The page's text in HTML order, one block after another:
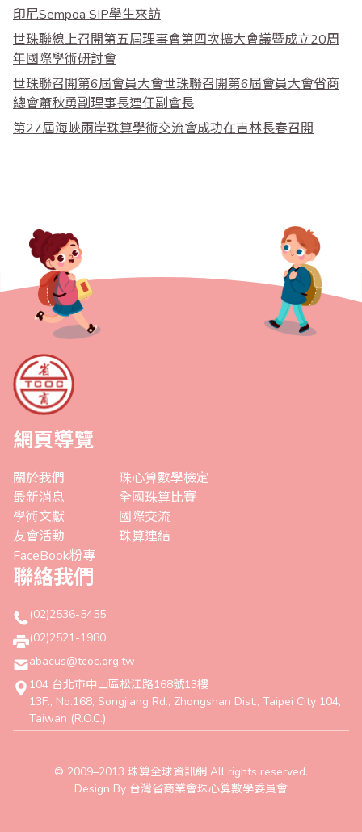
印尼Sempoa SIP學生來訪
世珠聯線上召開第五屆理事會第四次擴大會議暨成立20周
年國際學術研討會
世珠聯召開第6屆會員大會世珠聯召開第6屆會員大會省商
總會蕭秋勇副理事長連任副會長
第27屆海峽兩岸珠算學術交流會成功在吉林長春召開
網頁導覽
關於我們
最新消息
學術文獻
友會活動
FaceBook粉專
珠心算數學檢定
全國珠算比賽
國際交流
珠算連結
聯絡我們
(02)2536-5455
(02)2521-1980
abacus@tcoc.org.tw
104 台北市中山區松江路168號13樓
13F., No.168, Songjiang Rd., Zhongshan Dist., Taipei City 104,
Taiwan (R.O.C.)
© 2009–2013 珠算全球資訊網 All rights reserved.
Design By 台灣省商業會珠心算數學委員會